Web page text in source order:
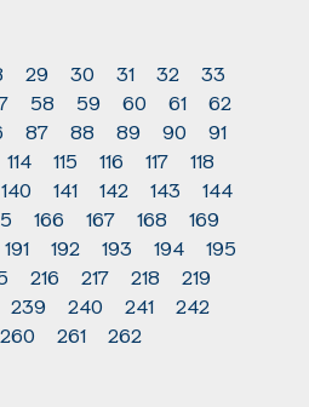
29 30 31 32
33
58 59 60 61
62
87 88 89 90
91
114 115 116 117
118
140 141 142 143
144
166 167 168
169
191 192 193 194
195
216 217 218
219
239 240 241
242
260 261 262